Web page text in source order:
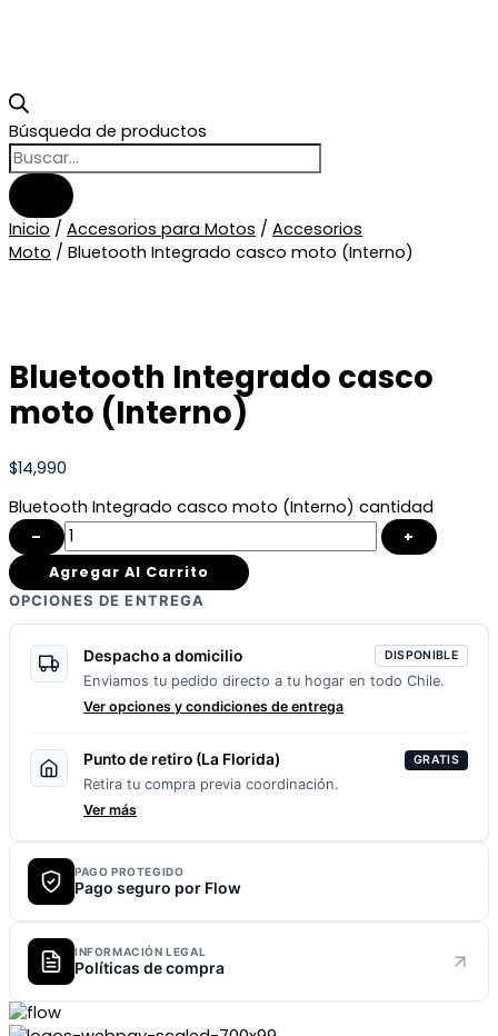
Búsqueda de productos
Inicio / Accesorios para Motos / Accesorios
Moto / Bluetooth Integrado casco moto (Interno)
Bluetooth Integrado casco
moto (Interno)
$14,990
Bluetooth Integrado casco moto (Interno) cantidad
–
+
Agregar Al Carrito
OPCIONES DE ENTREGA
Despacho a domicilio DISPONIBLE
Enviamos tu pedido directo a tu hogar en todo Chile.
Ver opciones y condiciones de entrega
Punto de retiro (La Florida) GRATIS
Retira tu compra previa coordinación.
Ver más
PAGO PROTEGIDO
Pago seguro por Flow
INFORMACIÓN LEGAL
Políticas de compra